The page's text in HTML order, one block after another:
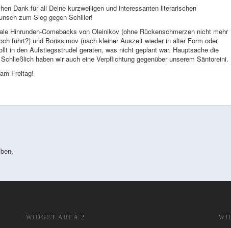
Dank für all Deine kurzweiligen und interessanten literarischen
zum Sieg gegen Schiller!
Hinrunden-Comebacks von Oleinikov (ohne Rückenschmerzen nicht mehr
führt?) und Borissimov (nach kleiner Auszeit wieder in alter Form oder
in den Aufstiegsstrudel geraten, was nicht geplant war. Hauptsache die
haben wir auch eine Verpflichtung gegenüber unserem Säntoreini.
Freitag!
WIDGET AREA 2